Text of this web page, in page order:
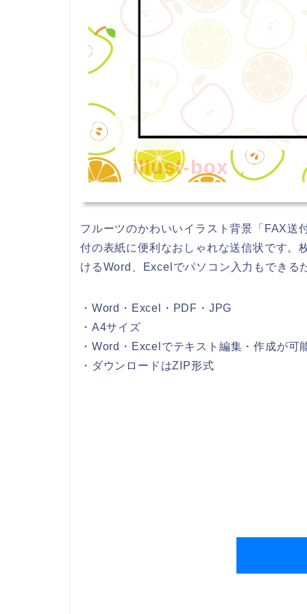
illust-box
フルーツのかわいいイラスト背景「FAX送
付の表紙に便利なおしゃれな送信状です。
けるWord、Excelでパソコン入力もできる
・Word・Excel・PDF・JPG
・A4サイズ
・Word・Excelでテキスト編集・作成が可
・ダウンロードはZIP形式